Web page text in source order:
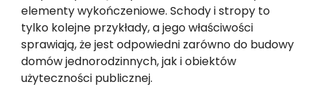
elementy wykończeniowe. Schody i stropy to
tylko kolejne przykłady, a jego właściwości
sprawiają, że jest odpowiedni zarówno do budowy
domów jednorodzinnych, jak i obiektów
użyteczności publicznej.